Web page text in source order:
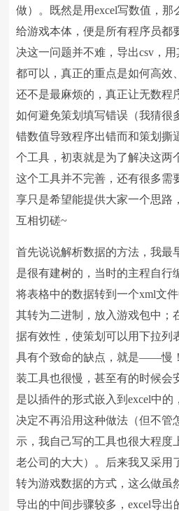
做）。既然是用excel写数值，
给游戏本体，便是所有程序员都
决这一问题并不难，导出csv，
都可以，真正的重点是如何高
还不是最麻烦的，真正让无数程
如何避免策划填写错误（我猜很
错数值导致程序出错而和策划撕
个工具，初衷就是为了解决这两
这个工具并不完善，还有很多需
享只是希望能提供大家一个思路
互相切磋~
首先说说解析数据的方法，我最
是很有建树的，当时的主程自行
将表格中的数据转到一个xml文
其转为二进制，放入游戏包中；
据有效性，使策划可以用下拉列
具有个致命的缺点，就是——慢
装工具也很慢，甚至有的时候
是以插件的形式嵌入到excel中
决定不再沿用这种做法（但不管
示，我自己写的工具也很大程度
老公司的大大）。后来我又采用
转为游戏数据的方式，这么做虽
导出的中间步骤较多，excel导出